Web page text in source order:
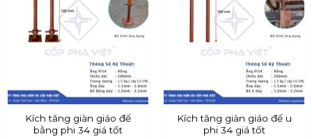
Kích tăng giàn giáo đế
bằng phi 34 giá tốt
Kích tăng giàn giáo đế u
phi 34 giá tốt